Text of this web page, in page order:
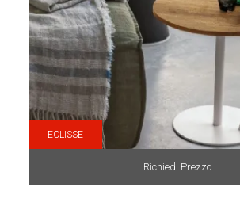
ECLISSE
Richiedi Prezzo